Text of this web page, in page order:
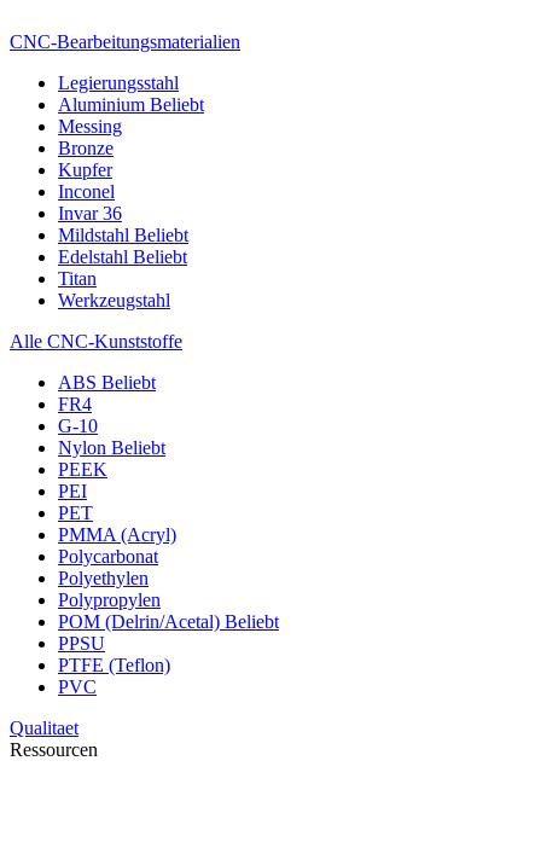
CNC-Bearbeitungsmaterialien
Legierungsstahl
Aluminium Beliebt
Messing
Bronze
Kupfer
Inconel
Invar 36
Mildstahl Beliebt
Edelstahl Beliebt
Titan
Werkzeugstahl
Alle CNC-Kunststoffe
ABS Beliebt
FR4
G-10
Nylon Beliebt
PEEK
PEI
PET
PMMA (Acryl)
Polycarbonat
Polyethylen
Polypropylen
POM (Delrin/Acetal) Beliebt
PPSU
PTFE (Teflon)
PVC
Qualitaet
Ressourcen